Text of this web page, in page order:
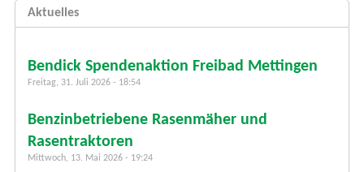
h
f
r
m
l
a
r
Aktuelles
Bendick Spendenaktion Freibad Mettingen
Freitag, 31. Juli 2026 - 18:54
Benzinbetriebene Rasenmäher und
Rasentraktoren
Mittwoch, 13. Mai 2026 - 19:24